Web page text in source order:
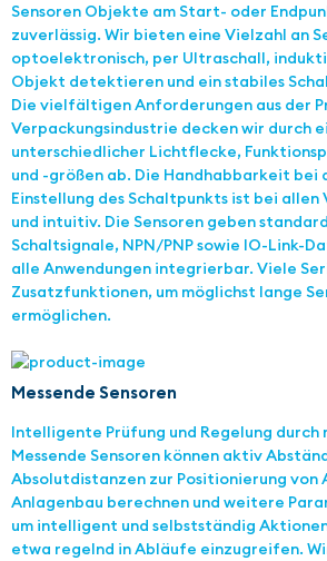
Sensoren Objekte am Start- oder
zuverlässig. Wir bieten eine Vielzahl an
optoelektronisch, per Ultraschall,
Objekt detektieren und ein stabiles
Die vielfältigen Anforderungen aus der
Verpackungsindustrie decken wir durch
unterschiedlicher Lichtflecke,
und -größen ab. Die Handhabbarkeit bei
Einstellung des Schaltpunkts ist bei
und intuitiv. Die Sensoren geben
Schaltsignale, NPN/PNP sowie IO-Link-
alle Anwendungen integrierbar. Viele
Zusatzfunktionen, um möglichst lange
ermöglichen.
Messende Sensoren
Intelligente Prüfung und Regelung durch
Messende Sensoren können aktiv
Absolutdistanzen zur Positionierung von
Anlagenbau berechnen und weitere
um intelligent und selbstständig
etwa regelnd in Abläufe einzugreifen.